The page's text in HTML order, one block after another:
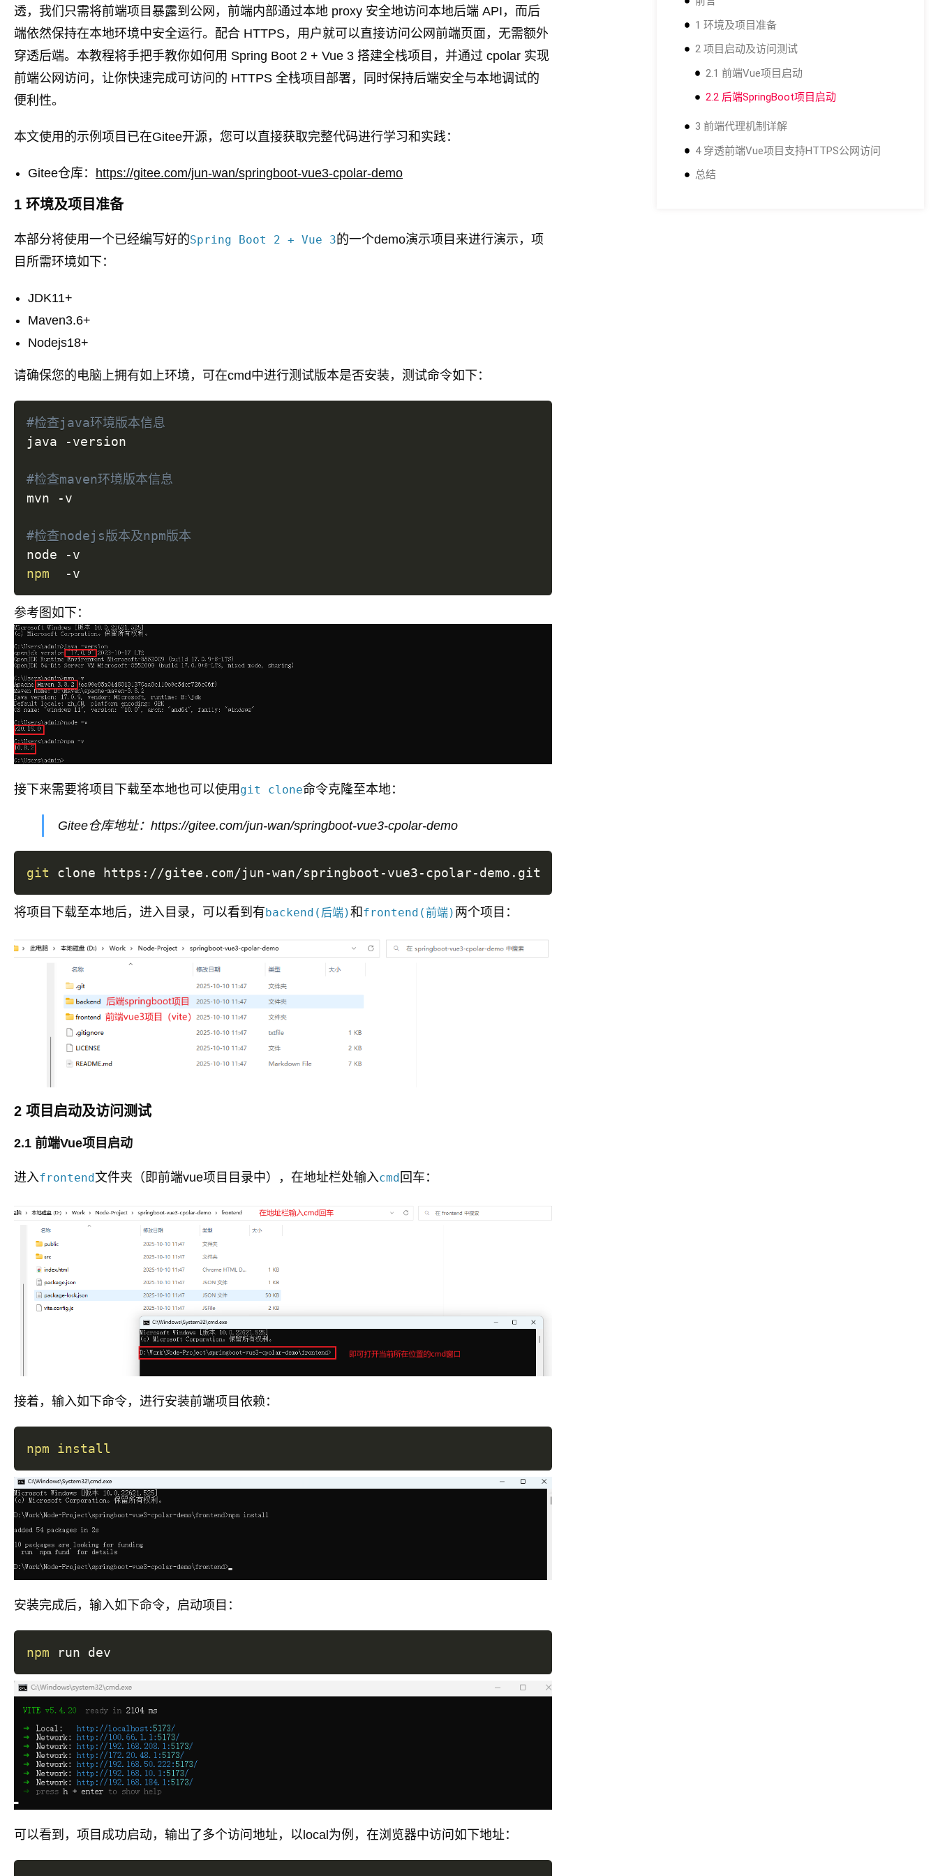
透，我们只需将前端项目暴露到公网，前端内部通过本地 proxy 安全地访问本地后端 API，而后
端依然保持在本地环境中安全运行。配合 HTTPS，用户就可以直接访问公网前端页面，无需额外
穿透后端。本教程将手把手教你如何用 Spring Boot 2 + Vue 3 搭建全栈项目，并通过 cpolar 实现
前端公网访问，让你快速完成可访问的 HTTPS 全栈项目部署，同时保持后端安全与本地调试的
便利性。
本文使用的示例项目已在Gitee开源，您可以直接获取完整代码进行学习和实践：
Gitee仓库： https://gitee.com/jun-wan/springboot-vue3-cpolar-demo
1 环境及项目准备
本部分将使用一个已经编写好的Spring Boot 2 + Vue 3的一个demo演示项目来进行演示，项
目所需环境如下：
JDK11+
Maven3.6+
Nodejs18+
请确保您的电脑上拥有如上环境，可在cmd中进行测试版本是否安装，测试命令如下：
#检查java环境版本信息
java -version
#检查maven环境版本信息
mvn -v
#检查nodejs版本及npm版本
npm
参考图如下：
接下来需要将项目下载至本地也可以使用 git clone命令克隆至本地：
Gitee仓库地址：https://gitee.com/jun-wan/springboot-vue3-cpolar-demo
git
将项目下载至本地后，进入目录，可以看到有backend(后端)和 frontend(前端) 两个项目：
2 项目启动及访问测试
2.1 前端Vue项目启动
进入frontend文件夹（即前端vue项目目录中），在地址栏处输入cmd 回车：
接着，输入如下命令，进行安装前端项目依赖：
npm install
安装完成后，输入如下命令，启动项目：
npm
可以看到，项目成功启动，输出了多个访问地址，以local为例，在浏览器中访问如下地址：
1 环境及项目准备
2 项目启动及访问测试
2.1 前端Vue项目启动
2.2 后端SpringBoot项目启动
3 前端代理机制详解
4 穿透前端Vue项目支持HTTPS公网访问
总结